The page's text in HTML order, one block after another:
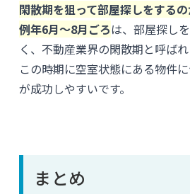
閑散期を狙って部屋探しをする
例年6月〜8月ごろは、部屋探し
く、不動産業界の閑散期と呼ばれ
この時期に空室状態にある物件
が成功しやすいです。
まとめ